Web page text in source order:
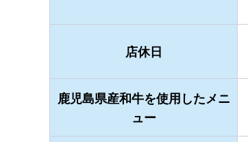
店休日
鹿児島県産和牛を使用したメニ
ュー